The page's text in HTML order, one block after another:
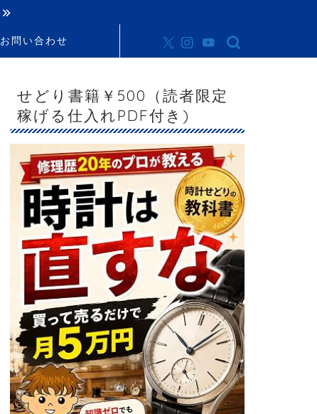
お問い合わせ
せどり書籍￥500（読者限定
稼げる仕入れPDF付き)